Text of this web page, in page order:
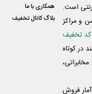
است.
و مراکز
کد تخفیف
در کوتاه
فروش
همکاری با ما
بلاگ کانال تخفیف